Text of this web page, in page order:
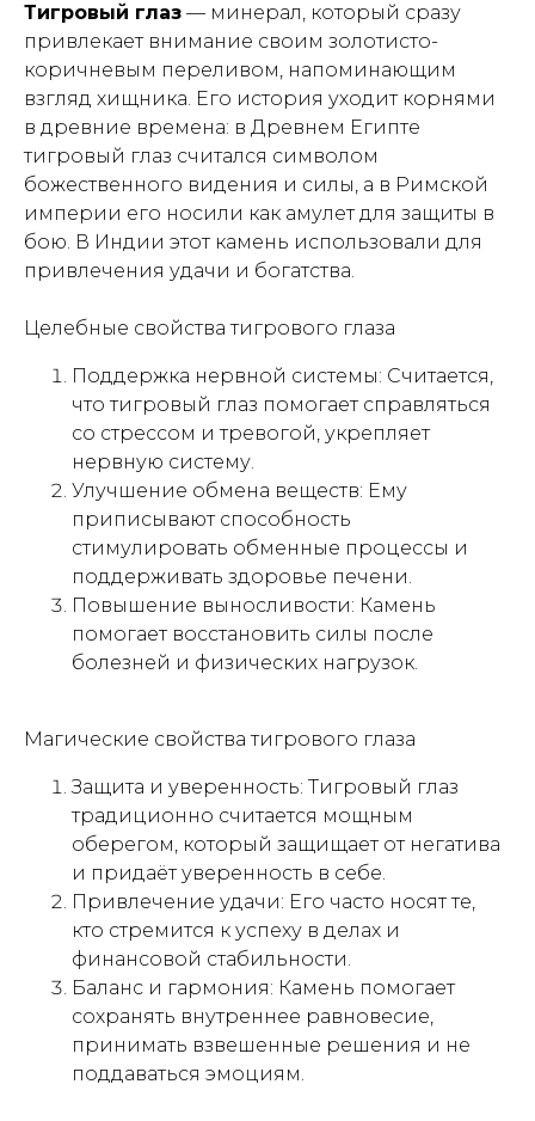
Тигровый глаз — минерал, который сразу
привлекает внимание своим золотисто-
коричневым переливом, напоминающим
взгляд хищника. Его история уходит корнями
в древние времена: в Древнем Египте
тигровый глаз считался символом
божественного видения и силы, а в Римской
империи его носили как амулет для защиты в
бою. В Индии этот камень использовали для
привлечения удачи и богатства.
Целебные свойства тигрового глаза
Поддержка нервной системы: Считается,
что тигровый глаз помогает справляться
со стрессом и тревогой, укрепляет
нервную систему.
Улучшение обмена веществ: Ему
приписывают способность
стимулировать обменные процессы и
поддерживать здоровье печени.
Повышение выносливости: Камень
помогает восстановить силы после
болезней и физических нагрузок.
Магические свойства тигрового глаза
Защита и уверенность: Тигровый глаз
традиционно считается мощным
оберегом, который защищает от негатива
и придаёт уверенность в себе.
Привлечение удачи: Его часто носят те,
кто стремится к успеху в делах и
финансовой стабильности.
Баланс и гармония: Камень помогает
сохранять внутреннее равновесие,
принимать взвешенные решения и не
поддаваться эмоциям.